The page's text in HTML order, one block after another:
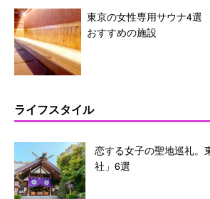
東京の女性専用サウナ4
おすすめの施設
ライフスタイル
恋する女子の聖地巡礼。
社」6選